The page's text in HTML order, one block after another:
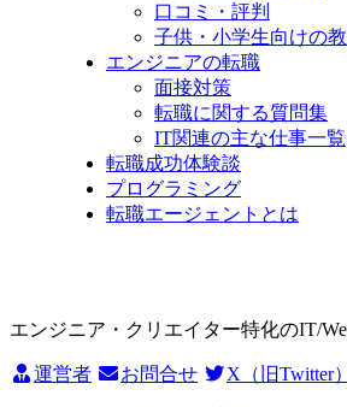
口コミ・評判
子供・小学生向けの
エンジニアの転職
面接対策
転職に関する質問集
IT関連の主な仕事一覧
転職成功体験談
プログラミング
転職エージェントとは
エンジニア・クリエイター特化のIT/
運営者 お問合せ X（旧Twitter）